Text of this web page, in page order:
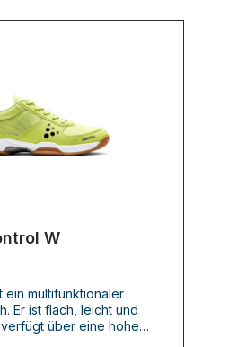
W
ein multifunktionaler
Er ist flach, leicht und
über eine hohe